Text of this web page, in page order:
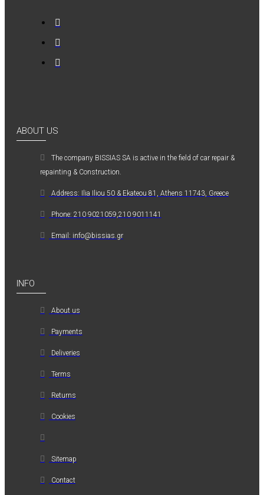
ABOUT US
The company ΒISSIAS SA is active in the field of car repair &
repainting & Construction.
Address: Ilia Iliou 50 & Ekateou 81, Athens 11743, Greece
Phone: 210 9021059,210 9011141
Email: info@bissias.gr
INFO
About us
Payments
Deliveries
Terms
Returns
Cookies
Sitemap
Contact